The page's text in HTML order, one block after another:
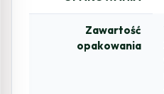
Zawartość
opakowania